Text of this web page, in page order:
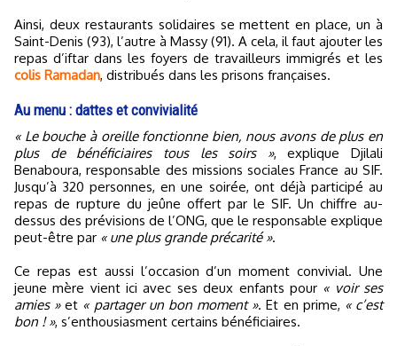
Ainsi, deux restaurants solidaires se mettent en place, un à
Saint-Denis (93), l’autre à Massy (91). A cela, il faut ajouter les
repas d’iftar dans les foyers de travailleurs immigrés et les
colis Ramadan, distribués dans les prisons françaises.
Au menu : dattes et convivialité
« Le bouche à oreille fonctionne bien, nous avons de plus en
plus de bénéficiaires tous les soirs », explique Djilali
Benaboura, responsable des missions sociales France au SIF.
Jusqu’à 320 personnes, en une soirée, ont déjà participé au
repas de rupture du jeûne offert par le SIF. Un chiffre au-
dessus des prévisions de l’ONG, que le responsable explique
peut-être par « une plus grande précarité ».
Ce repas est aussi l’occasion d’un moment convivial. Une
jeune mère vient ici avec ses deux enfants pour « voir ses
amies »et « partager un bon moment ». Et en prime, « c’est
bon ! », s’enthousiasment certains bénéficiaires.